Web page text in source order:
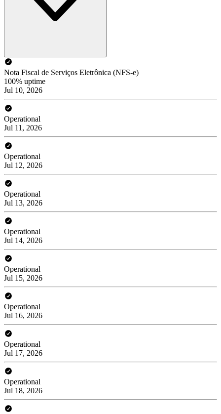
Nota Fiscal de Serviços Eletrônica (NFS-e)
100% uptime
Jul 10, 2026
Operational
Jul 11, 2026
Operational
Jul 12, 2026
Operational
Jul 13, 2026
Operational
Jul 14, 2026
Operational
Jul 15, 2026
Operational
Jul 16, 2026
Operational
Jul 17, 2026
Operational
Jul 18, 2026